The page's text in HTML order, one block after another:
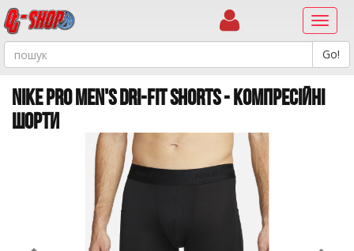
NIKE PRO MEN'S DRI-FIT SHORTS - КОМПРЕСІЙНІ
ШОРТИ